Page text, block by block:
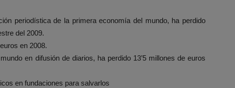
periodística de la primera economía del mundo, ha perdido
del 2009.
en 2008.
en difusión de diarios, ha perdido 13’5 millones de euros
en fundaciones para salvarlos